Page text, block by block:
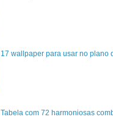
17 wallpaper para usar no plano
Tabela com 72 harmoniosas